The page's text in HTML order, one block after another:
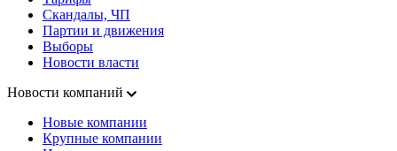
Скандалы, ЧП
Партии и движения
Выборы
Новости власти
Новости компаний
Новые компании
Крупные компании